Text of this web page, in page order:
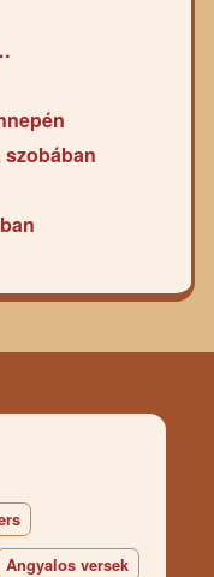
Angyalos versek